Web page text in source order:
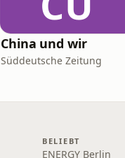
China und wir
Süddeutsche Zeitung
BELIEBT
ENERGY Berlin